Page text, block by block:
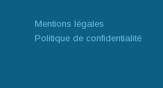
Mentions légales
Politique de confidentialité